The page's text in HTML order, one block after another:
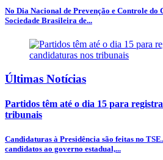
No Dia Nacional de Prevenção e Controle do
Sociedade Brasileira de...
Últimas Notícias
Partidos têm até o dia 15 para
tribunais
Candidaturas à Presidência são feitas no
candidatos ao governo estadual,...